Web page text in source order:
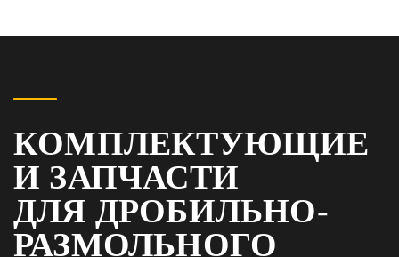
КОМПЛЕКТУЮЩИЕ
И ЗАПЧАСТИ
ДЛЯ ДРОБИЛЬНО-
РАЗМОЛЬНОГО